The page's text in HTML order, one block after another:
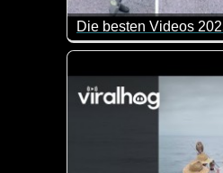
Die besten Videos
Eine tolle